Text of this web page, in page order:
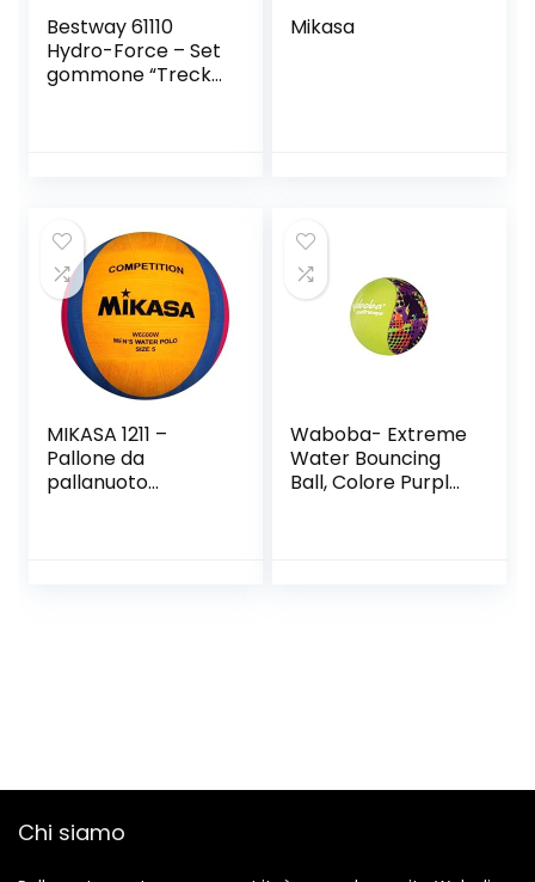
Bestway 61110
Hydro-Force – Set
gommone “Treck
Mikasa
MIKASA 1211 –
Pallone da
pallanuoto
Waboba- Extreme
Water Bouncing
Ball, Colore Purple
Chi siamo